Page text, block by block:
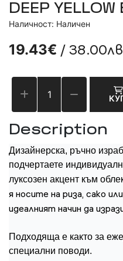
DEEP YELLOW
Наличност: Наличен
19.43€ /
Description
Дизайнерска, ръчно
подчертаете
луксозен акцент към
я носите на риза, сако
идеалният начин да
Подходяща е както за
специални поводи.